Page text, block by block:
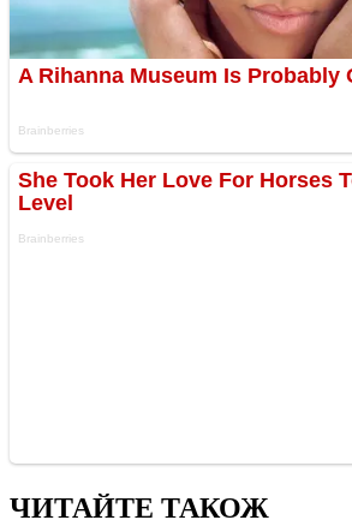
ЧИТАЙТЕ ТАКОЖ